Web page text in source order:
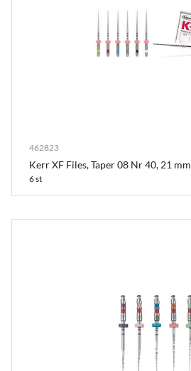
462823
Kerr XF Files, Taper 08 Nr 40, 21 mm
6 st